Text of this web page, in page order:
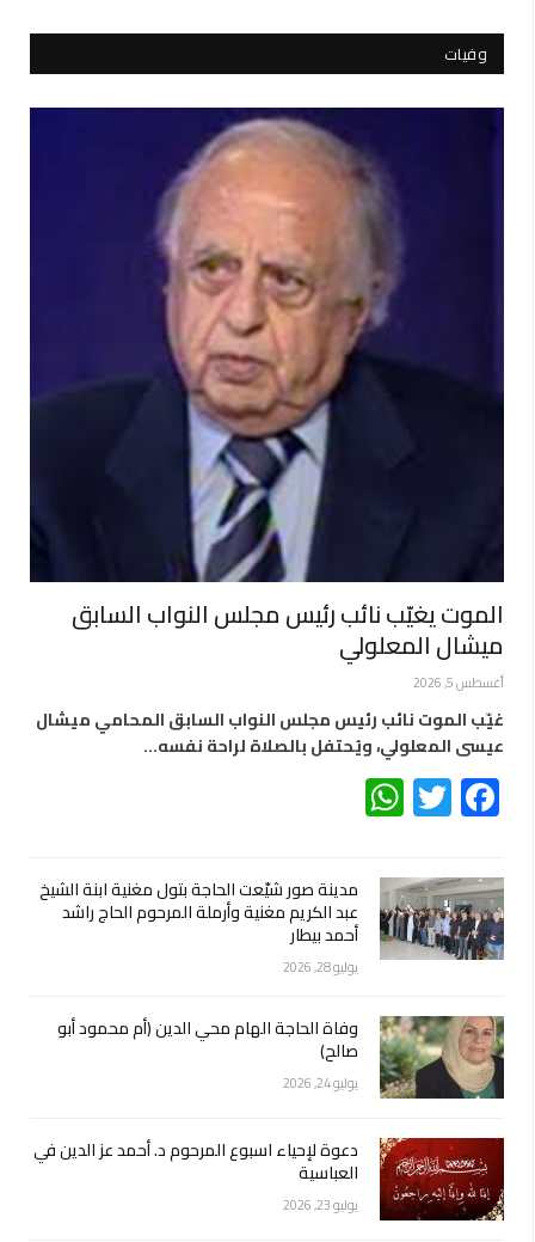
وفيات
الموت يغيّب نائب رئيس مجلس النواب السابق
ميشال المعلولي
أغسطس 5, 2026
غيّب الموت نائب رئيس مجلس النواب السابق المحامي ميشال
عيسى المعلولي، ويُحتفل بالصلاة لراحة نفسه…
Facebook
Twitter
مدينة صور شيّعت الحاجة بتول مغنية ابنة الشيخ
عبد الكريم مغنية وأرملة المرحوم الحاج راشد
أحمد بيطار
يوليو 28, 2026
وفاة الحاجة الهام محي الدين (أم محمود أبو
صالح)
يوليو 24, 2026
دعوة لإحياء اسبوع المرحوم د. أحمد عز الدين في
العباسية
يوليو 23, 2026